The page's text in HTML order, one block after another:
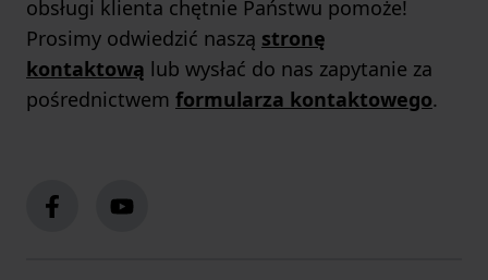
obsługi klienta chętnie Państwu pomoże!
Prosimy odwiedzić naszą stronę
kontaktową lub wysłać do nas zapytanie za
pośrednictwem formularza kontaktowego.